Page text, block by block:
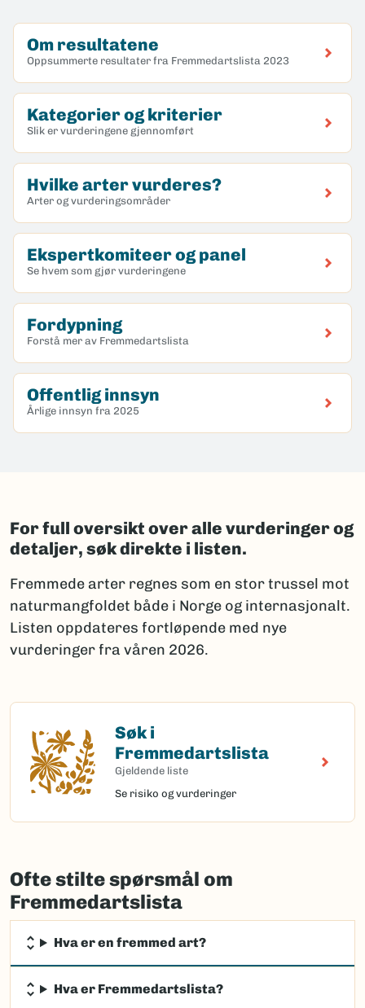
Om resultatene
Oppsummerte resultater fra Fremmedartslista 2023
Kategorier og kriterier
Slik er vurderingene gjennomført
Hvilke arter vurderes?
Arter og vurderingsområder
Ekspertkomiteer og panel
Se hvem som gjør vurderingene
Fordypning
Forstå mer av Fremmedartslista
Offentlig innsyn
Årlige innsyn fra 2025
For full oversikt over alle vurderinger og
detaljer, søk direkte i listen.
Fremmede arter regnes som en stor trussel mot
naturmangfoldet både i Norge og internasjonalt.
Listen oppdateres fortløpende med nye
vurderinger fra våren 2026.
Søk i
Fremmedartslista
Gjeldende liste
Se risiko og vurderinger
Søk i Fremmedartslista
Ofte stilte spørsmål om
Fremmedartslista
Hva er en fremmed art?
Hva er Fremmedartslista?